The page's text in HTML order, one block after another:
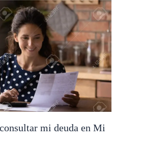
mi deuda en Mi